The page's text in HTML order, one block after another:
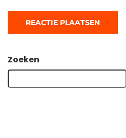
Zoeken